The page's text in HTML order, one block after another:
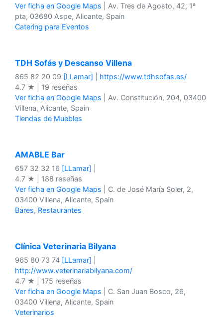
Ver ficha en Google Maps | Av. Tres de Agosto, 42, 1ª
pta, 03680 Aspe, Alicante, Spain
Catering para Eventos
TDH Sofás y Descanso Villena
865 82 20 09 [LLamar]
https://www.tdhsofas.es/
4.7 ★ | 19 reseñas
Ver ficha en Google Maps | Av. Constitución, 204, 03400
Villena, Alicante, Spain
Tiendas de Muebles
AMABLE Bar
657 32 32 16 [LLamar]
4.7 ★ | 188 reseñas
Ver ficha en Google Maps | C. de José María Soler, 2,
03400 Villena, Alicante, Spain
Bares, Restaurantes
Clínica Veterinaria Bilyana
965 80 73 74 [LLamar]
http://www.veterinariabilyana.com/
4.7 ★ | 175 reseñas
Ver ficha en Google Maps | C. San Juan Bosco, 26,
03400 Villena, Alicante, Spain
Veterinarios